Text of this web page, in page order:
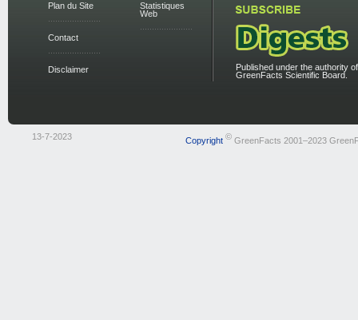
Plan du Site
Contact
Disclaimer
Statistiques
Web
Published under the authority
GreenFacts Scientific Board.
13-7-2023 Copyright ©GreenFacts 2001–2023